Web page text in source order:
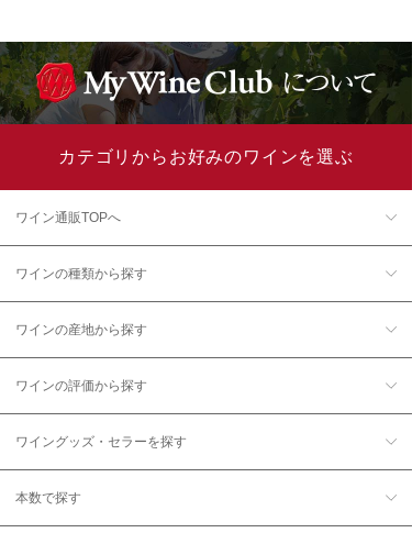
カテゴリからお好みのワインを選ぶ
ワイン通販TOPへ
ワインの種類から探す
ワインの産地から探す
ワインの評価から探す
ワイングッズ・セラーを探す
本数で探す